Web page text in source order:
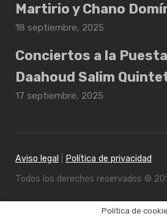
Martirio y Chano
18 septiembre, 2025
Conciertos a la
Daahoud Salim
17 septiembre, 2025
Aviso legal
Política de privacidad
Todos los derechos reservados ©
Política de